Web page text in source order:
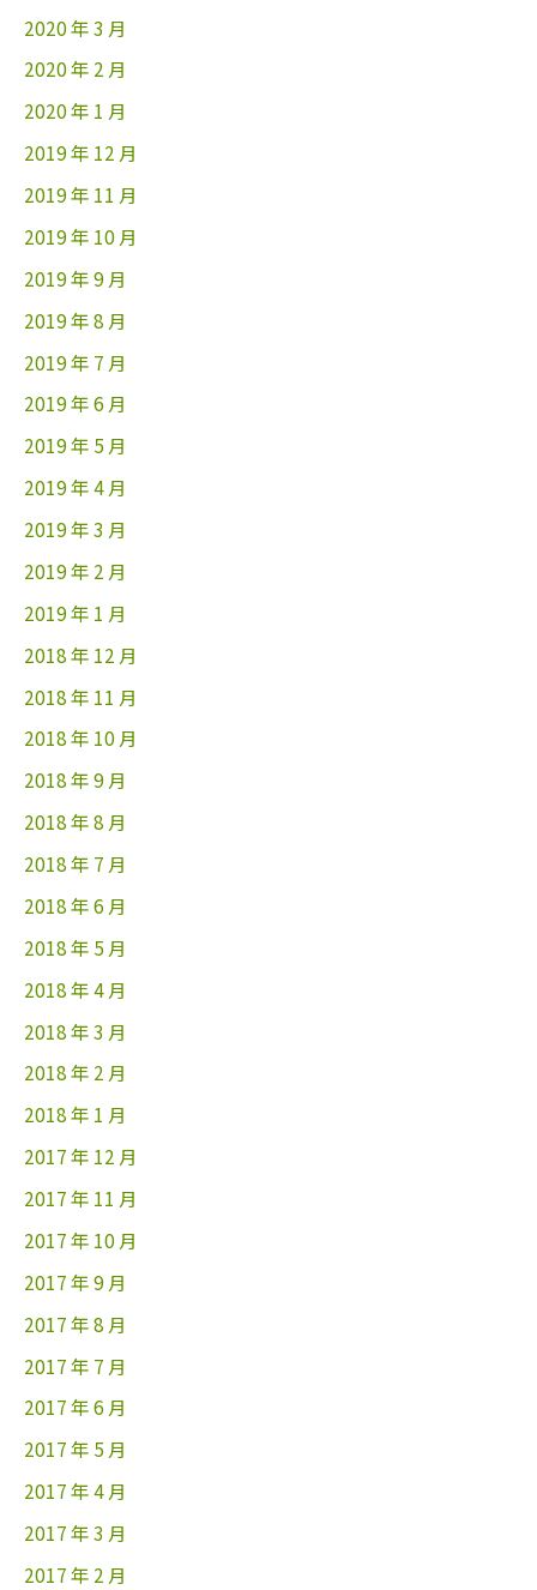
2020 年 3 月
2020 年 2 月
2020 年 1 月
2019 年 12 月
2019 年 11 月
2019 年 10 月
2019 年 9 月
2019 年 8 月
2019 年 7 月
2019 年 6 月
2019 年 5 月
2019 年 4 月
2019 年 3 月
2019 年 2 月
2019 年 1 月
2018 年 12 月
2018 年 11 月
2018 年 10 月
2018 年 9 月
2018 年 8 月
2018 年 7 月
2018 年 6 月
2018 年 5 月
2018 年 4 月
2018 年 3 月
2018 年 2 月
2018 年 1 月
2017 年 12 月
2017 年 11 月
2017 年 10 月
2017 年 9 月
2017 年 8 月
2017 年 7 月
2017 年 6 月
2017 年 5 月
2017 年 4 月
2017 年 3 月
2017 年 2 月